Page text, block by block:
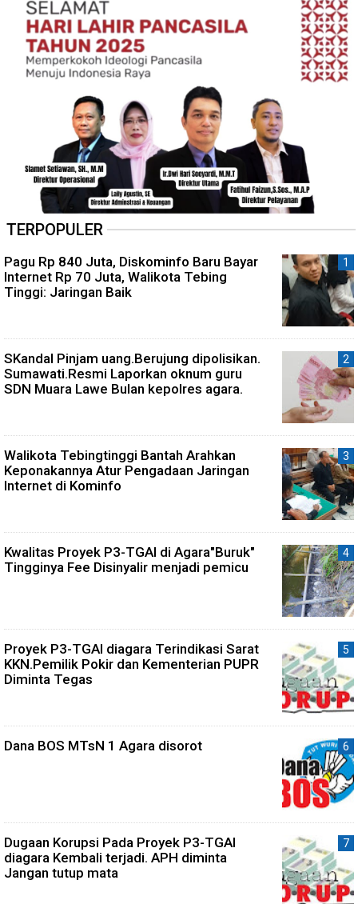
TERPOPULER
Pagu Rp 840 Juta, Diskominfo Baru Bayar
Internet Rp 70 Juta, Walikota Tebing
Tinggi: Jaringan Baik
SKandal Pinjam uang.Berujung dipolisikan.
Sumawati.Resmi Laporkan oknum guru
SDN Muara Lawe Bulan kepolres agara.
Walikota Tebingtinggi Bantah Arahkan
Keponakannya Atur Pengadaan Jaringan
Internet di Kominfo
Kwalitas Proyek P3-TGAI di Agara"Buruk"
Tingginya Fee Disinyalir menjadi pemicu
Proyek P3-TGAI diagara Terindikasi Sarat
KKN.Pemilik Pokir dan Kementerian PUPR
Diminta Tegas
Dana BOS MTsN 1 Agara disorot
Dugaan Korupsi Pada Proyek P3-TGAI
diagara Kembali terjadi. APH diminta
Jangan tutup mata